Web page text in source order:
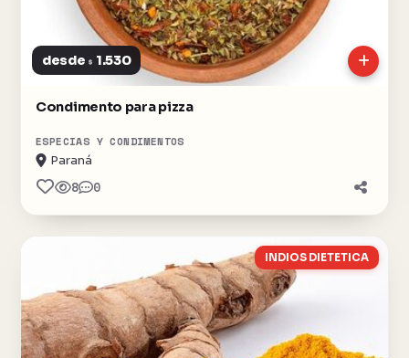
desde $ 1.530
Condimento para pizza
ESPECIAS Y CONDIMENTOS
Paraná
8 0
INDIOS DIETETICA